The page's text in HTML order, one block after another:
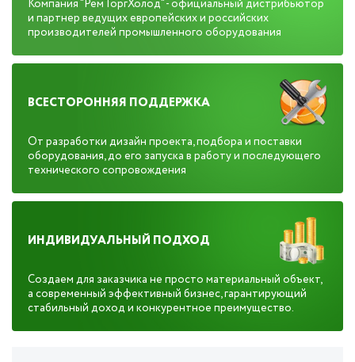
Компания "РемТоргХолод" - официальный дистрибьютор
и партнер ведущих европейских и российских
производителей промышленного оборудования
ВСЕСТОРОННЯЯ ПОДДЕРЖКА
От разработки дизайн проекта, подбора и поставки
оборудования, до его запуска в работу и последующего
технического сопровождения
ИНДИВИДУАЛЬНЫЙ ПОДХОД
Создаем для заказчика не просто материальный объект,
а современный эффективный бизнес, гарантирующий
стабильный доход и конкурентное преимущество.